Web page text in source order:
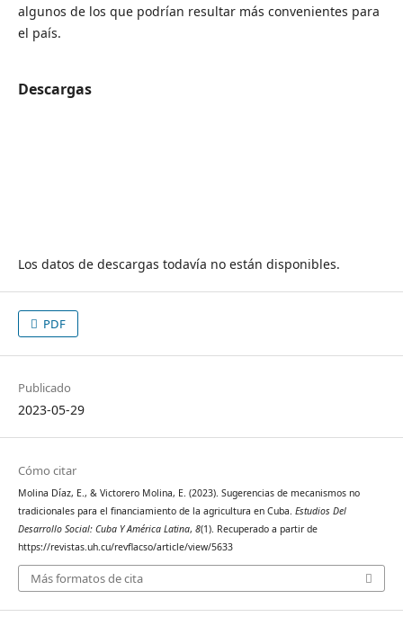
algunos de los que podrían resultar más convenientes para
el país.
Descargas
Los datos de descargas todavía no están disponibles.
PDF
Publicado
2023-05-29
Cómo citar
Molina Díaz, E., & Victorero Molina, E. (2023). Sugerencias de mecanismos no
tradicionales para el financiamiento de la agricultura en Cuba. Estudios Del
Desarrollo Social: Cuba Y América Latina, 8(1). Recuperado a partir de
https://revistas.uh.cu/revflacso/article/view/5633
Más formatos de cita